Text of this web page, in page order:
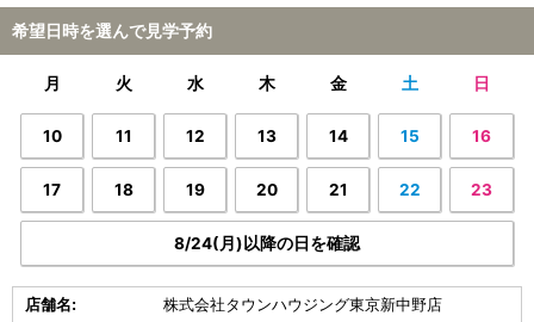
希望日時を選んで見学予約
月 火 水 木 金 土 日
10 11 12 13 14 15 16
17 18 19 20 21 22 23
8/24(月)以降の日を確認
店舗名: 株式会社タウンハウジング東京新中野店